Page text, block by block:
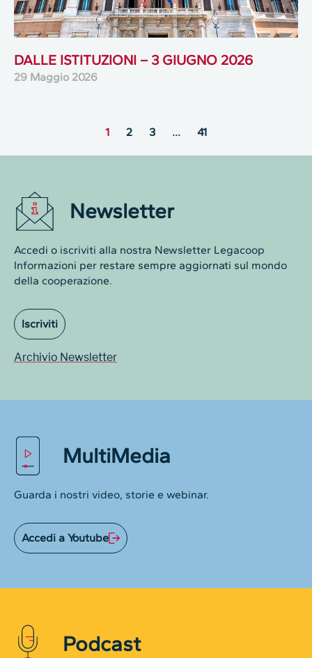
DALLE ISTITUZIONI – 3 GIUGNO 2026
29 Maggio 2026
1 2 3 … 41
Newsletter
Accedi o iscriviti alla nostra Newsletter Legacoop
Informazioni per restare sempre aggiornati sul mondo
della cooperazione.
Iscriviti
Archivio Newsletter
MultiMedia
Guarda i nostri video, storie e webinar.
Accedi a Youtube
Podcast